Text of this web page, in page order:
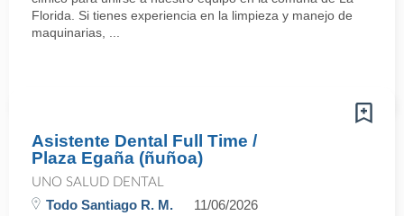
Florida. Si tienes experiencia en la limpieza y manejo de
maquinarias, ...
Asistente Dental Full Time /
Plaza Egaña (ñuñoa)
UNO SALUD DENTAL
Todo Santiago R. M. 11/06/2026